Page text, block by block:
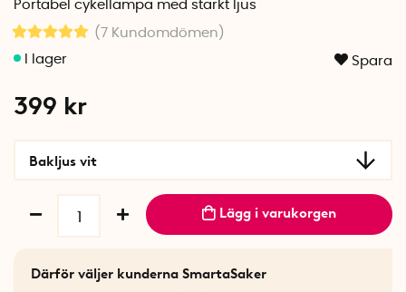
Portabel cykellampa med starkt ljus
(7 Kundomdömen )
Spara
399 kr
Bakljus vit
Lägg i varukorgen
Därför väljer kunderna SmartaSaker